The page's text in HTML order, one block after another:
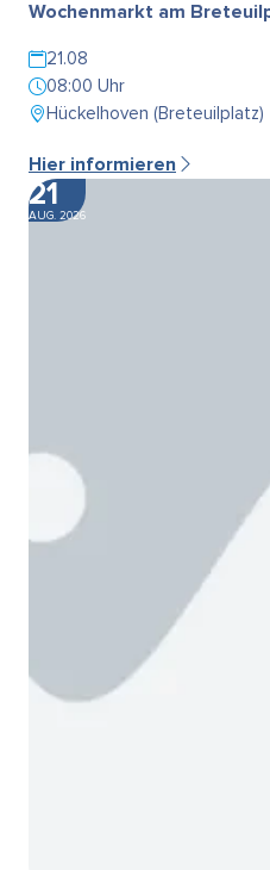
Wochenmarkt am
21.08
08:00 Uhr
Hückelhoven (Breteuilplatz)
Hier informieren
21
AUG. 2026